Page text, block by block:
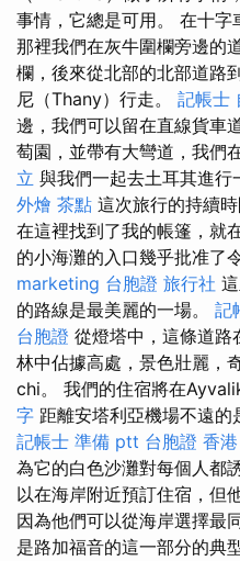
事情，它總是可用。 在十
那裡我們在灰牛圍欄旁邊的
欄，後來從北部的北部道路
尼（Thany）行走。 記帳士
邊，我們可以留在直線貨車
萄園，並帶有大彎道，我們
立 與我們一起去土耳其進行
外燴 茶點 這次旅行的持續
在這裡找到了我的帳篷，就
的小海灘的入口幾乎批准了
marketing 台胞證 旅行社
的路線是最美麗的一場。 記
台胞證 從燈塔中，這條道路
林中佔據高處，景色壯麗，
chi。 我們的住宿將在
字 距離安塔利亞機場不遠的
記帳士 準備 ptt 台胞證 香港
為它的白色沙灘對每個人都
以在海岸附近預訂住宿，但
因為他們可以從海岸選擇最
是路加福音的這一部分的典